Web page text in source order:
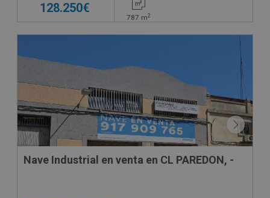
128.250€
787 m2
Nave Industrial en venta en CL PAREDON, -